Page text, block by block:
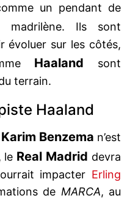
un pendant de
madrilène. Ils sont
évoluer sur les côtés,
Haaland sont
terrain.
Haaland
Karim Benzema n’est
le Real Madrid devra
impacter Erling
de MARCA, au